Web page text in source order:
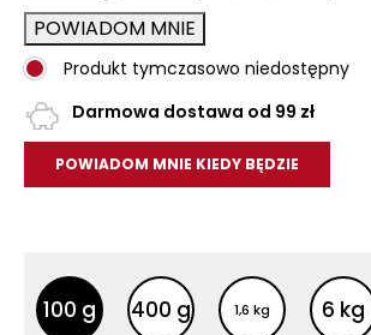
POWIADOM MNIE
Produkt tymczasowo niedostępny
Darmowa dostawa od 99 zł
POWIADOM MNIE KIEDY BĘDZIE
Inne opakowania
100 g 400 g 1,6 kg 6 kg
Inne opakowania